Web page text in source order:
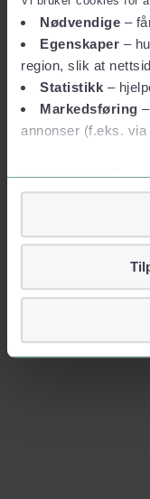
Nødvendige –
Egenskaper –
region, slik at
Statistikk –
Markedsføring
annonser (f.eks. via
Vil du vite mer?
Om
Googles
Vi tar ditt
identifiserer deg,